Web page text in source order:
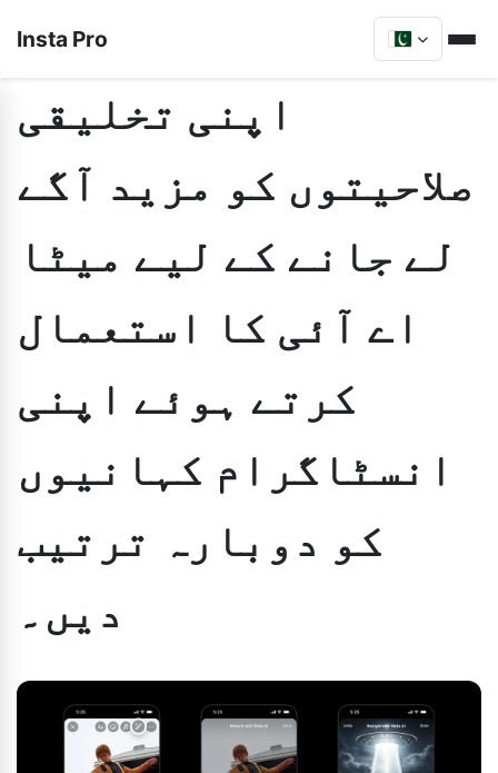
Insta Pro
اپنی تخلیقی
صلاحیتوں کو مزید آگے
لے جانے کے لیے میٹا
اے آئی کا استعمال
کرتے ہوئے اپنی
انسٹاگرام کہانیوں
کو دوبارہ ترتیب
دیں۔